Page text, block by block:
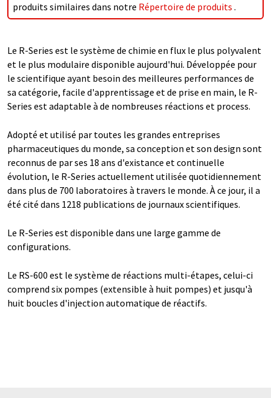
produits similaires dans notre Répertoire de produits .
Le R-Series est le système de chimie en flux le plus polyvalent
et le plus modulaire disponible aujourd'hui. Développée pour
le scientifique ayant besoin des meilleures performances de
sa catégorie, facile d'apprentissage et de prise en main, le R-
Series est adaptable à de nombreuses réactions et process.
Adopté et utilisé par toutes les grandes entreprises
pharmaceutiques du monde, sa conception et son design sont
reconnus de par ses 18 ans d'existance et continuelle
évolution, le R-Series actuellement utilisée quotidiennement
dans plus de 700 laboratoires à travers le monde. À ce jour, il a
été cité dans 1218 publications de journaux scientifiques.
Le R-Series est disponible dans une large gamme de
configurations.
Le RS-600 est le système de réactions multi-étapes, celui-ci
comprend six pompes (extensible à huit pompes) et jusqu'à
huit boucles d'injection automatique de réactifs.